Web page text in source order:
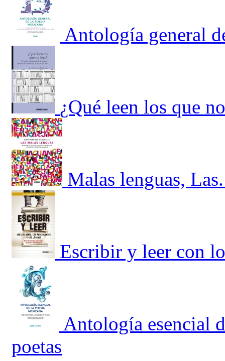
Antología general
¿Qué leen los que
Malas lenguas,
Escribir y leer con
Antología esencial
poetas